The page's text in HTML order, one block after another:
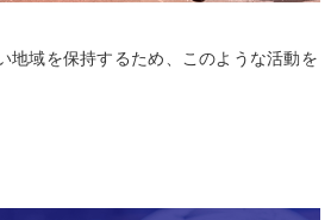
地域を保持するため、このような活動を